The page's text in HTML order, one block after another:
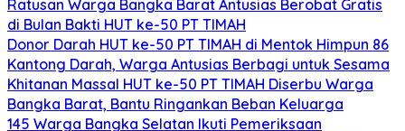
Ratusan Warga Bangka Barat Antusias Berobat Gratis
di Bulan Bakti HUT ke-50 PT TIMAH
Donor Darah HUT ke-50 PT TIMAH di Mentok Himpun 86
Kantong Darah, Warga Antusias Berbagi untuk Sesama
Khitanan Massal HUT ke-50 PT TIMAH Diserbu Warga
Bangka Barat, Bantu Ringankan Beban Keluarga
145 Warga Bangka Selatan Ikuti Pemeriksaan